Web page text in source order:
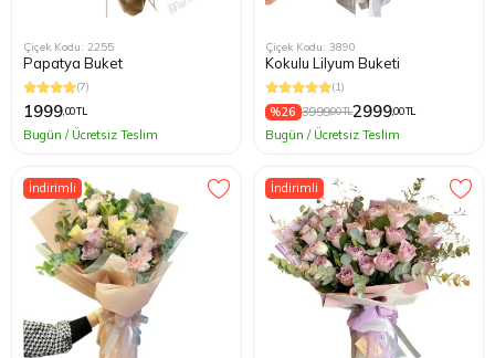
Çiçek Kodu: 2255
Papatya Buket
(7)
1999,00 TL
Bugün / Ücretsiz Teslim
Çiçek Kodu: 3890
Kokulu Lilyum Buketi
(1)
%26 3999,00 TL2999,00 TL
Bugün / Ücretsiz Teslim
İndirimli İndirimli